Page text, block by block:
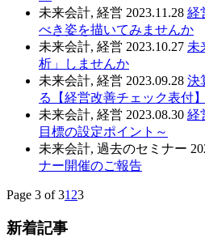
未来会計, 経営 2023.11.28 経
べき姿を描いてみませんか
未来会計, 経営 2023.10.27 未
析」しませんか
未来会計, 経営 2023.09.28 決
る【経営改善チェック表付】
未来会計, 経営 2023.08.30 経
目標の設定ポイント～
未来会計, 過去のセミナー
ナー開催のご報告
Page 3 of 31 23
新着記事